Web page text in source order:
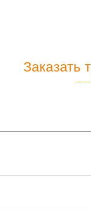
Заказать